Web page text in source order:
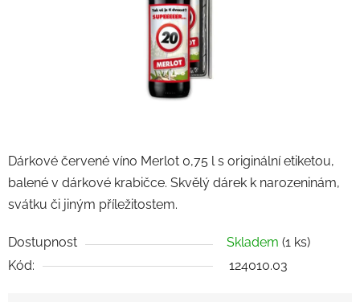
Dárkové červené víno Merlot 0,75 l s originální etiketou,
balené v dárkové krabičce. Skvělý dárek k narozeninám,
svátku či jiným příležitostem.
Dostupnost Skladem (1 ks)
Kód:
124010.03